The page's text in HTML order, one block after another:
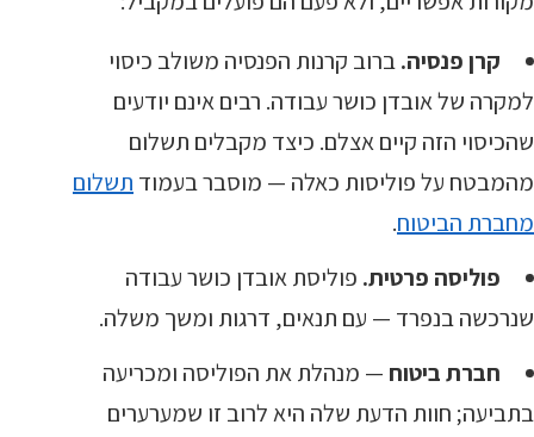
קרן פנסיה.ברוב קרנות הפנסיה משולב כיסוי
למקרה של אובדן כושר עבודה. רבים אינם יודעים
שהכיסוי הזה קיים אצלם. כיצד מקבלים תשלום
מהמבטח על פוליסות כאלה — מוסבר בעמוד תשלום
מחברת הביטוח.
פוליסה פרטית. פוליסת אובדן כושר עבודה
שנרכשה בנפרד — עם תנאים, דרגות ומשך משלה.
חברת ביטוח — מנהלת את הפוליסה ומכריעה
בתביעה; חוות הדעת שלה היא לרוב זו שמערערים